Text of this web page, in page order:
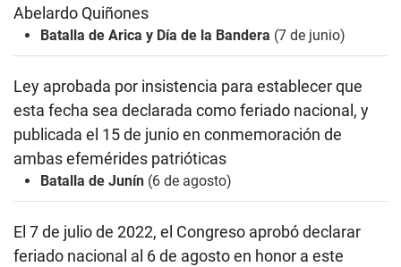
Abelardo Quiñones
Batalla de Arica y Día de la Bandera (7 de junio)
Ley aprobada por insistencia para establecer que
esta fecha sea declarada como feriado nacional, y
publicada el 15 de junioen conmemoración de
ambas efemérides patrióticas
Batalla de Junín (6 de agosto)
El 7 de julio de 2022, el Congreso aprobódeclarar
feriado nacional al 6 de agosto en honor a este